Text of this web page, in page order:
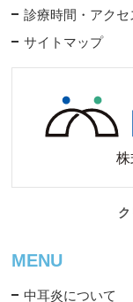
診療時間・アクセ
サイトマップ
MENU
中耳炎について